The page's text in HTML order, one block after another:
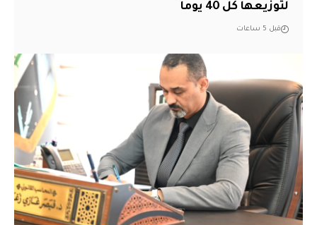
لتوزيعها كل 40 يوماً
قبل 5 ساعات